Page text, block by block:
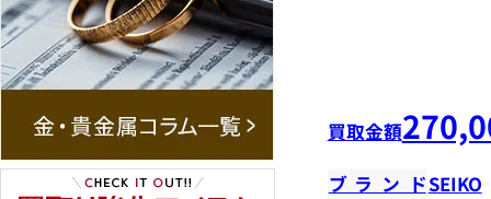
買取金額
ブランドSEIKO